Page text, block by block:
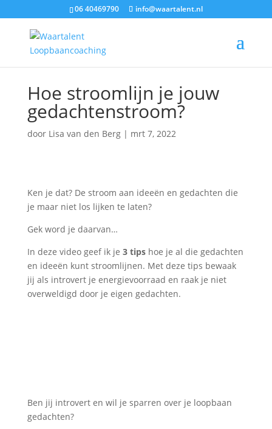
06 40469790 info@waartalent.nl
Hoe stroomlijn je jouw
gedachtenstroom?
door Lisa van den Berg| mrt 7, 2022
Ken je dat? De stroom aan ideeën en gedachten die
je maar niet los lijken te laten?
Gek word je daarvan…
In deze video geef ik je 3 tipshoe je al die gedachten
en ideeën kunt stroomlijnen. Met deze tips bewaak
jij als introvert je energievoorraad en raak je niet
overweldigd door je eigen gedachten.
Ben jij introvert en wil je sparren over je loopbaan
gedachten?